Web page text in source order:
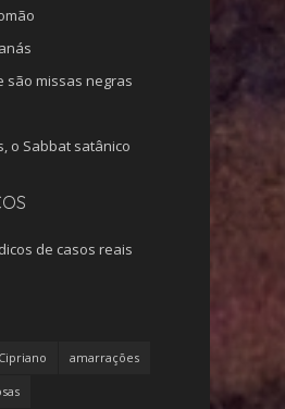
são missas negras
o Sabbat satânico
de casos reais
amarrações